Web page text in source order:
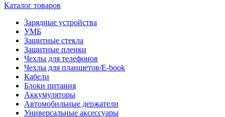
Каталог товаров
Зарядные устройства
УМБ
Защитные стекла
Защитные пленки
Чехлы для телефонов
Чехлы для планшетов/E-book
Кабели
Блоки питания
Аккумуляторы
Автомобильные держатели
Универсальные аксессуары